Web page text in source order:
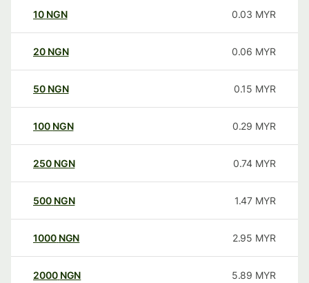
10 NGN 0.03 MYR
20 NGN 0.06 MYR
50 NGN 0.15 MYR
100 NGN 0.29 MYR
250 NGN 0.74 MYR
500 NGN 1.47 MYR
1000 NGN 2.95 MYR
2000 NGN 5.89 MYR